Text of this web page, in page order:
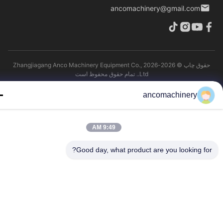
ancomachinery@gmail.com
حقوق چاپ © 2026-2026 Zhangjiagang Anco Machinery Equipment Co.,
ancomachinery
9:49 AM
Good day, what product are you looking